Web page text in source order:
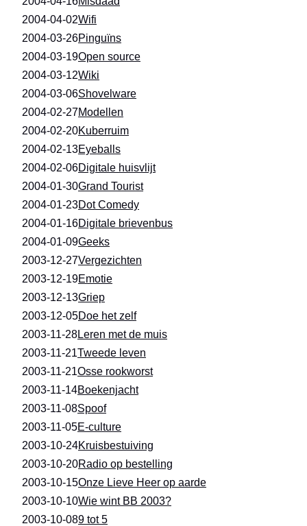
2004-04-02Wifi
2004-03-26Pinguïns
2004-03-19Open source
2004-03-12Wiki
2004-03-06Shovelware
2004-02-27Modellen
2004-02-20Kuberruim
2004-02-13Eyeballs
2004-02-06Digitale huisvlijt
2004-01-30Grand Tourist
2004-01-23Dot Comedy
2004-01-16Digitale brievenbus
2004-01-09Geeks
2003-12-27Vergezichten
2003-12-19Emotie
2003-12-13Griep
2003-12-05Doe het zelf
2003-11-28Leren met de muis
2003-11-21Tweede leven
2003-11-21Osse rookworst
2003-11-14Boekenjacht
2003-11-08Spoof
2003-11-05E-culture
2003-10-24Kruisbestuiving
2003-10-20Radio op bestelling
2003-10-15Onze Lieve Heer op aarde
2003-10-10Wie wint BB 2003?
2003-10-089 tot 5